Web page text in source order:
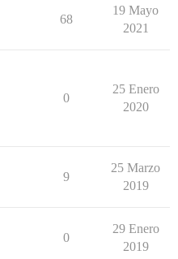
68
19 Mayo
2021
0
25 Enero
2020
9
25 Marzo
2019
0
29 Enero
2019